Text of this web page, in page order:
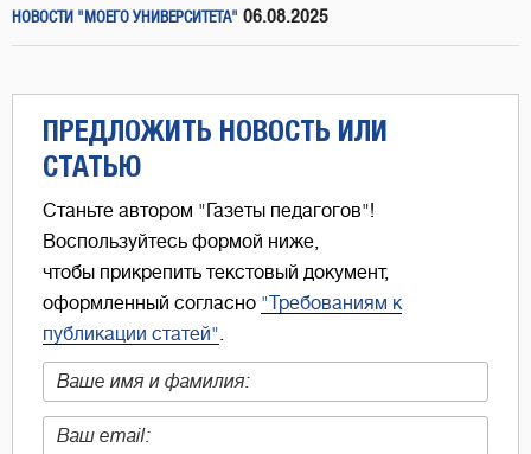
НОВОСТИ "МОЕГО УНИВЕРСИТЕТА" 06.08.2025
ПРЕДЛОЖИТЬ НОВОСТЬ ИЛИ
СТАТЬЮ
Станьте автором "Газеты педагогов"!
Воспользуйтесь формой ниже,
чтобы прикрепить текстовый документ,
оформленный согласно "Требованиям к
публикации статей".